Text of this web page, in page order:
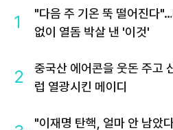
1
"다음 주 기온 뚝 떨어진다
없이 열돔 박살 낸 '이것'
2
중국산 에어콘을 웃돈 주고
럽 열광시킨 메이디
"이재명 탄핵, 얼마 안 남았